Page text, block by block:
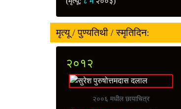
मृत्यू / पुण्यतिथी / स्मृतिदिन:
२०१२
२००६ मधील छायाचित्र